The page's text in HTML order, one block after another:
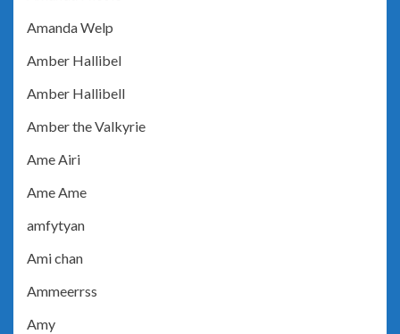
Amanda Welp
Amber Hallibel
Amber Hallibell
Amber the Valkyrie
Ame Airi
Ame Ame
amfytyan
Ami chan
Ammeerrss
Amy